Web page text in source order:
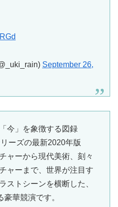
September 26,
今」を象徴する図録
ーズの最新2020年版
ャーから現代美術、刻々
ャーまで、世界が注目す
ストシーンを横断した、
華競演です。